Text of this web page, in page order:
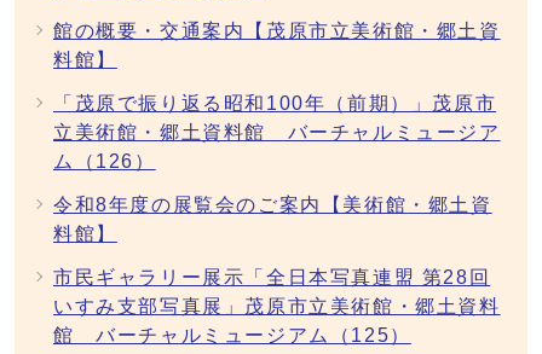
館の概要・交通案内【茂原市立美術館・郷土資
料館】
「茂原で振り返る昭和100年（前期）」茂原市
立美術館・郷土資料館 バーチャルミュージア
ム（126）
令和8年度の展覧会のご案内【美術館・郷土資
料館】
市民ギャラリー展示「全日本写真連盟 第28回
いすみ支部写真展」茂原市立美術館・郷土資料
館 バーチャルミュージアム（125）